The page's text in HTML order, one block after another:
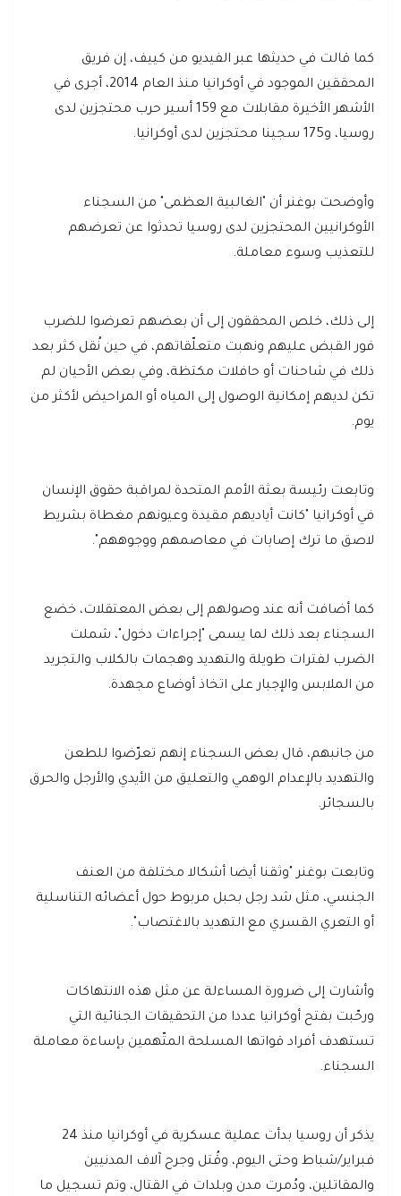
كما قالت في حديثها عبر الفيديو من كييف، إن فريق
المحققين الموجود في أوكرانيا منذ العام 2014، أجرى في
الأشهر الأخيرة مقابلات مع 159 أسير حرب محتجزين لدى
روسيا، و175 سجينا محتجزين لدى أوكرانيا.
وأوضحت بوغنر أن "الغالبية العظمى" من السجناء
الأوكرانيين المحتجزين لدى روسيا تحدثوا عن تعرضهم
للتعذيب وسوء معاملة.
إلى ذلك، خلص المحققون إلى أن بعضهم تعرضوا للضرب
فور القبض عليهم ونهبت متعلّقاتهم، في حين نُقل كثر بعد
ذلك في شاحنات أو حافلات مكتظة، وفي بعض الأحيان لم
تكن لديهم إمكانية الوصول إلى المياه أو المراحيض لأكثر من
يوم.
وتابعت رئيسة بعثة الأمم المتحدة لمراقبة حقوق الإنسان
في أوكرانيا "كانت أياديهم مقيدة وعيونهم مغطاة بشريط
لاصق ما ترك إصابات في معاصمهم ووجوههم".
كما أضافت أنه عند وصولهم إلى بعض المعتقلات، خضع
السجناء بعد ذلك لما يسمى "إجراءات دخول"، شملت
الضرب لفترات طويلة والتهديد وهجمات بالكلاب والتجريد
من الملابس والإجبار على اتخاذ أوضاع مجهدة.
من جانبهم، قال بعض السجناء إنهم تعرّضوا للطعن
والتهديد بالإعدام الوهمي والتعليق من الأيدي والأرجل والحرق
بالسجائر.
وتابعت بوغنر "وثقنا أيضا أشكالا مختلفة من العنف
الجنسي، مثل شد رجل بحبل مربوط حول أعضائه التناسلية
أو التعري القسري مع التهديد بالاغتصاب".
وأشارت إلى ضرورة المساءلة عن مثل هذه الانتهاكات
ورحّبت بفتح أوكرانيا عددا من التحقيقات الجنائية التي
تستهدف أفراد قواتها المسلحة المتّهمين بإساءة معاملة
السجناء.
يذكر أن روسيا بدأت عملية عسكرية في أوكرانيا منذ 24
فبراير/شباط وحتى اليوم، وقُتل وجرح آلاف المدنيين
والمقاتلين، ودُمرت مدن وبلدات في القتال، وتم تسجيل ما